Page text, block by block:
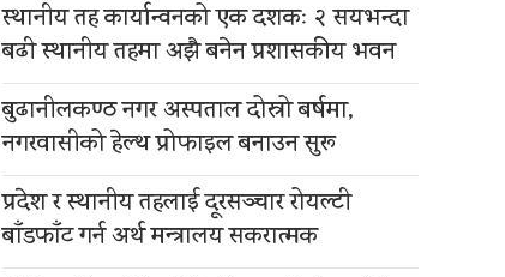
स्थानीय तह कार्यान्वनको एक दशकः २ सयभन्दा
बढी स्थानीय तहमा अझै बनेन प्रशासकीय भवन
बुढानीलकण्ठ नगर अस्पताल दोस्रो बर्षमा,
नगरवासीको हेल्थ प्रोफाइल बनाउन सुरू
प्रदेश र स्थानीय तहलाई दूरसञ्चार रोयल्टी
बाँडफाँट गर्न अर्थ मन्त्रालय सकरात्मक